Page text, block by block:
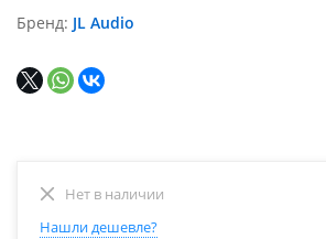
Бренд JL Audio
Нет в наличии
Нашли дешевле?